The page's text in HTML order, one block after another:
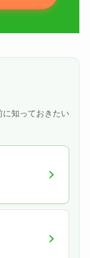
知っておきたい